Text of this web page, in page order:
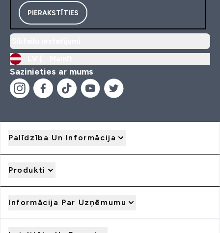
PIERAKSTĪTIES
Sazinieties ar mums
Palīdzība Un Informācija
Produkti
Informācija Par Uzņēmumu